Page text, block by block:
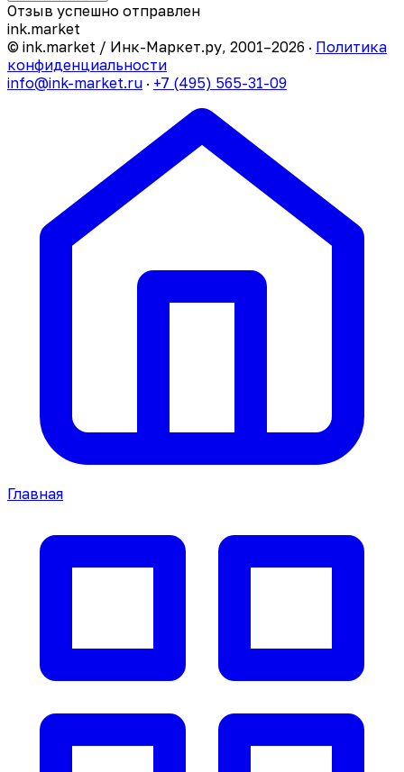
Отзыв успешно отправлен
ink.market
© ink.market / Инк-Маркет.ру, 2001–2026 · Политика
конфиденциальности
info@ink-market.ru · +7 (495) 565-31-09
Главная